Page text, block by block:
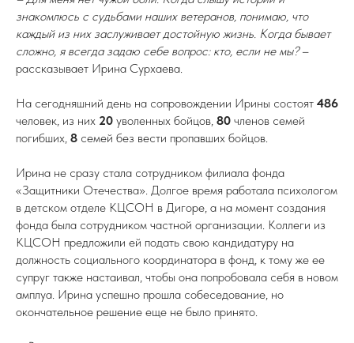
знакомлюсь с судьбами наших ветеранов, понимаю, что
каждый из них заслуживает достойную жизнь. Когда бывает
сложно, я всегда задаю себе вопрос: кто, если не мы?–
рассказывает Ирина Сурхаева.
На сегодняшний день на сопровождении Ирины состоят 486
человек, из них 20 уволенных бойцов, 80 членов семей
погибших, 8 семей без вести пропавших бойцов.
Ирина не сразу стала сотрудником филиала фонда
«Защитники Отечества». Долгое время работала психологом
в детском отделе КЦСОН в Дигоре, а на момент создания
фонда была сотрудником частной организации. Коллеги из
КЦСОН предложили ей подать свою кандидатуру на
должность социального координатора в фонд, к тому же ее
супруг также настаивал, чтобы она попробовала себя в новом
амплуа. Ирина успешно прошла собеседование, но
окончательное решение еще не было принято.